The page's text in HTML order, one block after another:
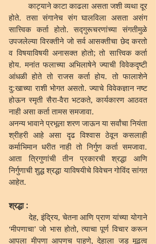
	काट्याने काटा काढला असता जशी व्यथा दूर
होते. तसा संगानेच संग घालविला असता असंग
सात्त्विक कर्ता होतो. सद्गुरूचरणांच्या संगतीमुळे
उपजलेल्या विरक्तीने जो सर्व आसक्तीचा छेद करतो
व विषयाविषयी अनासक्त होतो; तो सात्त्विक कर्ता
होय. मनांत फलाच्या अभिलाषेने ज्याची विवेकदृष्टी
आंधळी होते तो राजस कर्ता होय. तो फालाशेने
दु:खाच्या राशी भोगत असतो. ज्याचे विवेकज्ञान नष्ट
होऊन स्मृती सैरा-वैरा भटकते, कार्यकारण आठवत
नाही असा कर्ता तामस समजावा.
अनन्य भावाने प्रभूला शरण जाऊन या सर्वांचा नियंता
श्रीहरी आहे असा दृढ विश्वास ठेवून कसलाही
कर्माभिमान धरीत नाही तो निर्गुण कर्ता समजावा.
आता त्रिगुणांची तीन प्रकारची श्रद्धा आणि
निर्गुणाची शुद्ध श्रद्धा याविषयीचे विवेचन गोविंद सांगत
आहेत.
श्रद्धा :
	देह, इंद्रिय, चेतना आणि प्राण यांच्या योगाने
‘मीपणाचा’ जो भास होतो, त्याचा पूर्ण विचार करून
आपला मीपणा आपणच पाहणे, देहाला जड मूढत्व